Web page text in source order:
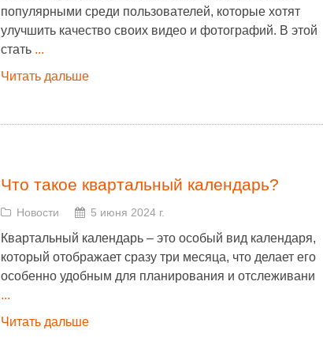
популярными среди пользователей, которые хотят
улучшить качество своих видео и фотографий. В этой
стать ...
Читать дальше
Что такое квартальный календарь?
Новости 5 июня 2024 г.
Квартальный календарь – это особый вид календаря,
который отображает сразу три месяца, что делает его
особенно удобным для планирования и отслеживани
...
Читать дальше